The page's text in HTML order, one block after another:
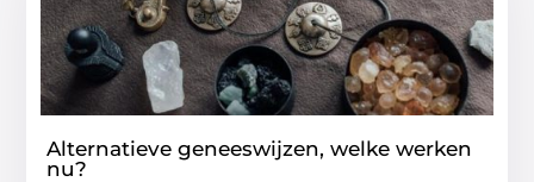
Alternatieve geneeswijzen, welke werken
nu?